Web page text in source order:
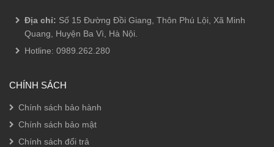
Địa chỉ: Số 15 Đường Đồi Giang, Thôn Phú Lội, Xã Minh
Quang, Huyện Ba Vì, Hà Nội.
Hotline: 0989.262.280
CHÍNH SÁCH
Chính sách bảo hành
Chính sách bảo mật
Chính sách đổi trả